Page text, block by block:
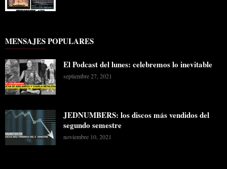
MENSAJES POPULARES
El Podcast del lunes: celebremos lo inevitable
septiembre 27, 2021
JEDNUMBERS: los discos más vendidos del
segundo semestre
noviembre 10, 2021